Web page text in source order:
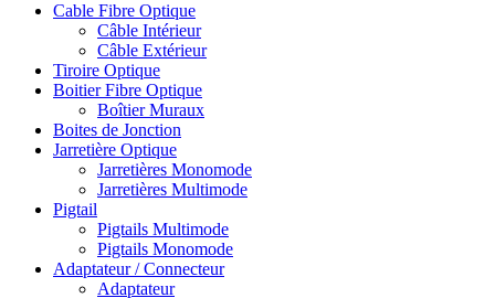
Cable Fibre Optique
Câble Intérieur
Câble Extérieur
Tiroire Optique
Boitier Fibre Optique
Boîtier Muraux
Boites de Jonction
Jarretière Optique
Jarretières Monomode
Jarretières Multimode
Pigtail
Pigtails Multimode
Pigtails Monomode
Adaptateur / Connecteur
Adaptateur